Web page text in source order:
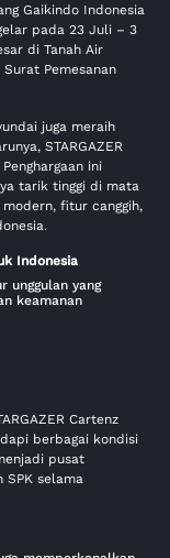
Gaikindo Indonesia
pada 23 Juli – 3
di Tanah Air
Pemesanan
juga meraih
STARGAZER
ini
tarik tinggi di mata
fitur canggih,
Indonesia
unggulan yang
keamanan
Cartenz
berbagai kondisi
pusat
SPK selama